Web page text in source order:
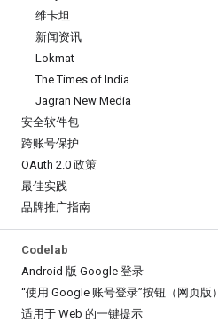
维卡坦
新闻资讯
Lokmat
The Times of India
Jagran New Media
安全软件包
跨账号保护
OAuth 2.0 政策
最佳实践
品牌推广指南
Codelab
Android 版 Google 登录
“使用 Google 账号登录”按钮（网页版）
适用于 Web 的一键提示